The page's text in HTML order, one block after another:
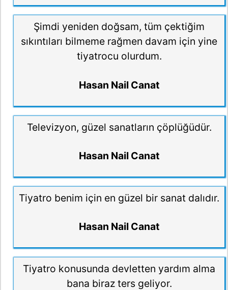
Şimdi yeniden doğsam, tüm çektiğim
sıkıntıları bilmeme rağmen davam için yine
tiyatrocu olurdum.
Hasan Nail Canat
Televizyon, güzel sanatların çöplüğüdür.
Hasan Nail Canat
Tiyatro benim için en güzel bir sanat dalıdır.
Hasan Nail Canat
Tiyatro konusunda devletten yardım alma
bana biraz ters geliyor.